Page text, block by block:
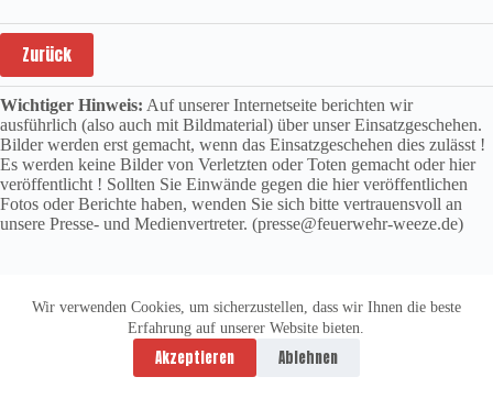
Wir verwenden Cookies, um sicherzustellen, dass wir Ihnen die beste
Erfahrung auf unserer Website bieten.
Akzeptieren Ablehnen
Zurück
Wichtiger Hinweis: Auf unserer Internetseite berichten wir
ausführlich (also auch mit Bildmaterial) über unser Einsatzgeschehen.
Bilder werden erst gemacht, wenn das Einsatzgeschehen dies zulässt !
Es werden keine Bilder von Verletzten oder Toten gemacht oder hier
veröffentlicht ! Sollten Sie Einwände gegen die hier veröffentlichen
Fotos oder Berichte haben, wenden Sie sich bitte vertrauensvoll an
unsere Presse- und Medienvertreter. (presse@feuerwehr-weeze.de)
Datenschutzerklärung
Impressum
Copyright © 2026 -
vitolution